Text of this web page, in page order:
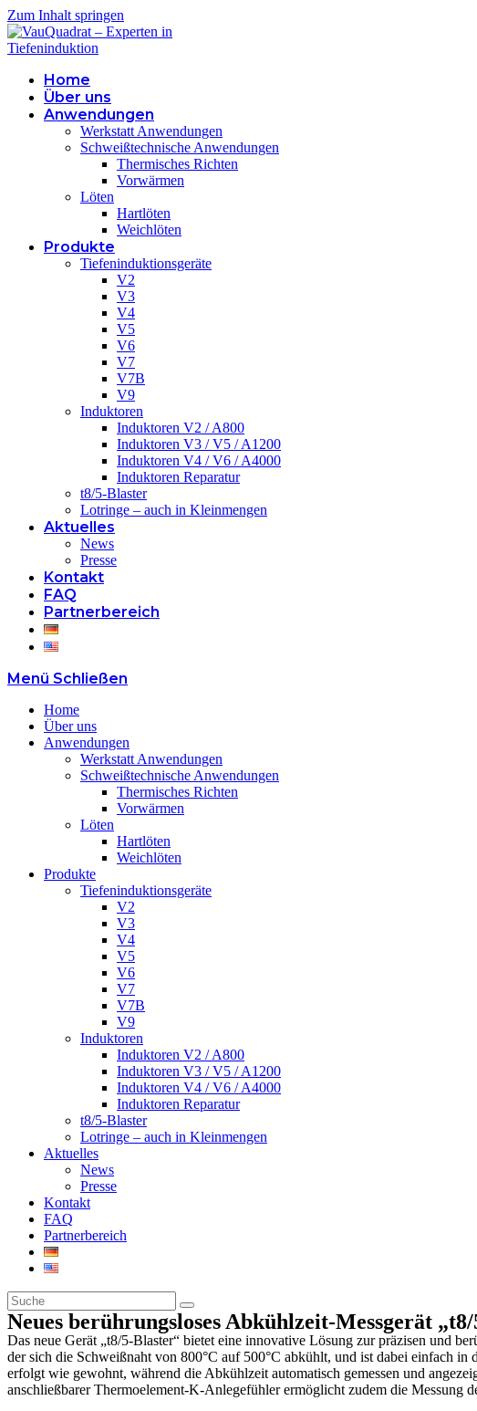
Zum Inhalt springen
Home
Über uns
Anwendungen
Werkstatt Anwendungen
Schweißtechnische Anwendungen
Thermisches Richten
Vorwärmen
Löten
Hartlöten
Weichlöten
Produkte
Tiefeninduktionsgeräte
V2
V3
V4
V5
V6
V7
V7B
V9
Induktoren
Induktoren V2 / A800
Induktoren V3 / V5 / A1200
Induktoren V4 / V6 / A4000
Induktoren Reparatur
t8/5-Blaster
Lotringe – auch in Kleinmengen
Aktuelles
News
Presse
Kontakt
FAQ
Partnerbereich
Menü Schließen
Home
Über uns
Anwendungen
Werkstatt Anwendungen
Schweißtechnische Anwendungen
Thermisches Richten
Vorwärmen
Löten
Hartlöten
Weichlöten
Produkte
Tiefeninduktionsgeräte
V2
V3
V4
V5
V6
V7
V7B
V9
Induktoren
Induktoren V2 / A800
Induktoren V3 / V5 / A1200
Induktoren V4 / V6 / A4000
Induktoren Reparatur
t8/5-Blaster
Lotringe – auch in Kleinmengen
Aktuelles
News
Presse
Kontakt
FAQ
Partnerbereich
Neues berührungsloses Abkühlzeit-Messgerät
Das neue Gerät „t8/5-Blaster“ bietet eine innovative Lösung zur präzisen und
der sich die Schweißnaht von 800°C auf 500°C abkühlt, und ist dabei einfach
erfolgt wie gewohnt, während die Abkühlzeit automatisch gemessen und
anschließbarer Thermoelement-K-Anlegefühler ermöglicht zudem die Messung